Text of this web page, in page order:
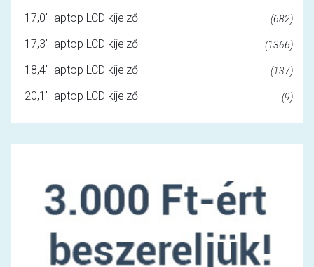
17,0" laptop LCD kijelző (682)
17,3" laptop LCD kijelző (1366)
18,4" laptop LCD kijelző (137)
20,1" laptop LCD kijelző (9)